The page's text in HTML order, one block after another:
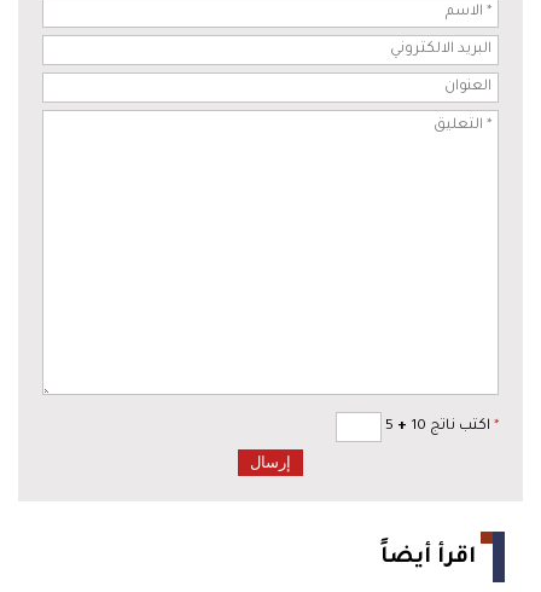
* اكتب ناتج 10 +
اقرأ أيضاً